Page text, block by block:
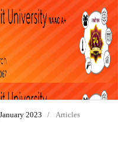
2023 / Articles